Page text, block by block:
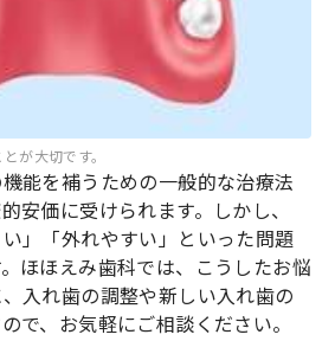
が大切です。
能を補うための一般的な治療法
安価に受けられます。しかし、
い」「外れやすい」といった問題
ほほえみ歯科では、こうしたお悩
入れ歯の調整や新しい入れ歯の
で、お気軽にご相談ください。